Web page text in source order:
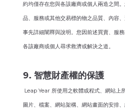
約均僅存在您與各該廠商或個人兩造之間
品、服務或其他交易標的物之品質、內容
事先詳細闡釋與說明。您因前述買賣、服
各該廠商或個人尋求救濟或解決之道。
9. 智慧財產權的保護
Leap Year 所使用之軟體或程式、網站上
圖片、檔案、網站架構、網站畫面的安排